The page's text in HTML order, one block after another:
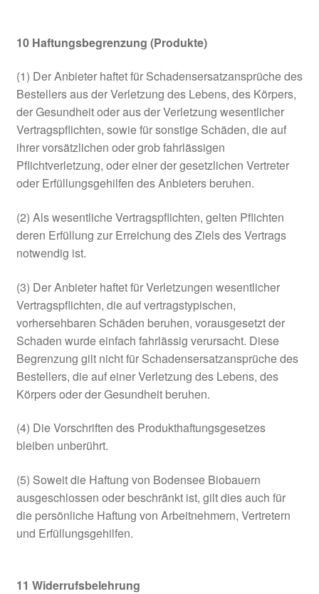
10 Haftungsbegrenzung (Produkte)
(1) Der Anbieter haftet für Schadensersatzansprüche des
Bestellers aus der Verletzung des Lebens, des Körpers,
der Gesundheit oder aus der Verletzung wesentlicher
Vertragspflichten, sowie für sonstige Schäden, die auf
ihrer vorsätzlichen oder grob fahrlässigen
Pflichtverletzung, oder einer der gesetzlichen Vertreter
oder Erfüllungsgehilfen des Anbieters beruhen.
(2) Als wesentliche Vertragspflichten, gelten Pflichten
deren Erfüllung zur Erreichung des Ziels des Vertrags
notwendig ist.
(3) Der Anbieter haftet für Verletzungen wesentlicher
Vertragspflichten, die auf vertragstypischen,
vorhersehbaren Schäden beruhen, vorausgesetzt der
Schaden wurde einfach fahrlässig verursacht. Diese
Begrenzung gilt nicht für Schadensersatzansprüche des
Bestellers, die auf einer Verletzung des Lebens, des
Körpers oder der Gesundheit beruhen.
(4) Die Vorschriften des Produkthaftungsgesetzes
bleiben unberührt.
(5) Soweit die Haftung von Bodensee Biobauern
ausgeschlossen oder beschränkt ist, gilt dies auch für
die persönliche Haftung von Arbeitnehmern, Vertretern
und Erfüllungsgehilfen.
11 Widerrufsbelehrung